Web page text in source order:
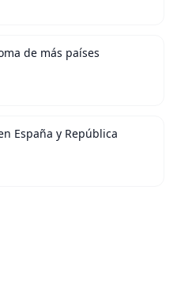
de más países
España y República